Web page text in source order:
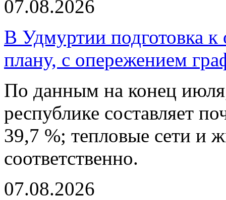
07.08.2026
В Удмуртии подготовка к
плану, с опережением
По данным на конец
республике составляет
39,7 %; тепловые сети и
соответственно.
07.08.2026